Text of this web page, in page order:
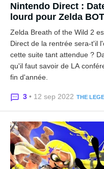
Nintendo Direct :
lourd pour Zelda
Zelda Breath of the Wild 2
Direct de la rentrée sera-t'il
cette suite tant attendue ?
qu'il faut savoir de LA
fin d'année.
3 • 12 sep 2022 THE